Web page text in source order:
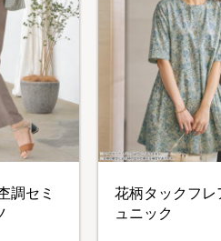
調セミ
花柄タックフレ
ュニック